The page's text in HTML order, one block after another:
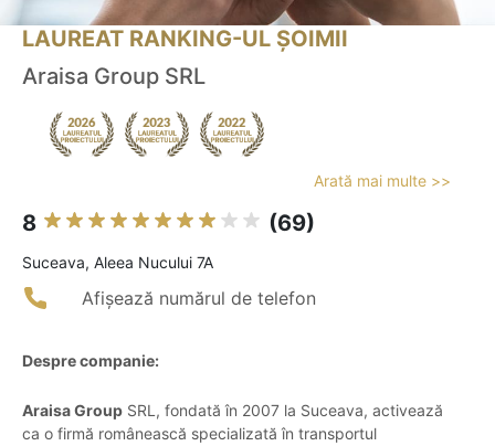
LAUREAT RANKING-UL ȘOIMII
Araisa Group SRL
Arată mai multe >>
8 (69)
Suceava, Aleea Nucului 7A
Afișează numărul de telefon
Despre companie:
Araisa Group SRL, fondată în 2007 la Suceava, activează
ca o firmă românească specializată în transportul